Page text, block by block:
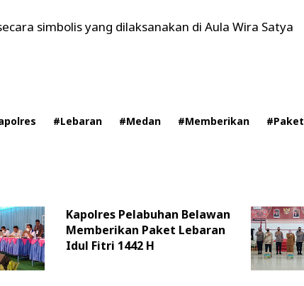
simbolis yang dilaksanakan di Aula Wira Satya
#Lebaran #Medan #Memberikan
#Paket
Kapolres Pelabuhan Belawan
Memberikan Paket Lebaran
Idul Fitri 1442 H